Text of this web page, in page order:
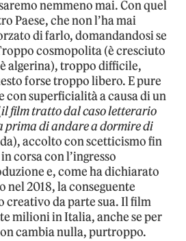
nemmeno mai. Con quel
Paese, che non l’ha mai
di farlo, domandandosi se
cosmopolita (è cresciuto
algerina), troppo difficile,
forse troppo libero. E pure
con superficialità a causa di un
il film tratto dal caso letterario
prima di andare a dormire di
accolto con scetticismo fin
corsa con l’ingresso
e, come ha dichiarato
nel 2018, la conseguente
da parte sua. Il film
milioni in Italia, anche se per
cambia nulla, purtroppo.